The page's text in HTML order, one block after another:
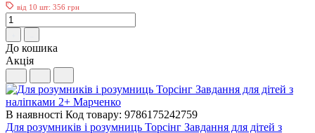
від 10 шт: 356 грн
До кошика
Акція
В наявності Код товару: 9786175242759
Для розумників і розумниць Торсінг Завдання для дітей з